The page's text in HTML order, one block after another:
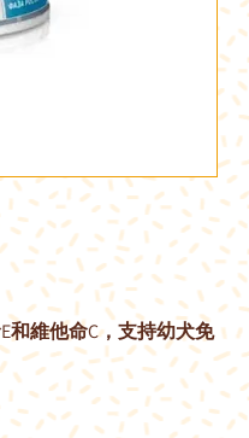
和維他命C，支持幼犬免